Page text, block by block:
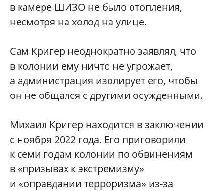
в камере ШИЗО не было отопления,
несмотря на холод на улице.
Сам Кригер неоднократно заявлял, что
в колонии ему ничто не угрожает,
а администрация изолирует его, чтобы
он не общался с другими осужденными.
Михаил Кригер находится в заключении
с ноября 2022 года. Его приговорили
к семи годам колонии по обвинениям
в «призывах к экстремизму»
и «оправдании терроризма» из-за